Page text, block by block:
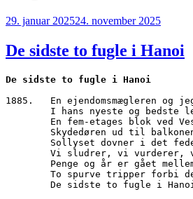
Udgivet
29. januar 202524. november 2025
De sidste to fugle i Hanoi
De sidste to fugle i Hanoi
1885.	En ejendomsmægleren
I hans nyeste og bedste
En fem-etages blok ved
Skydedøren ud til
Sollyset dovner i det
Vi sludrer, vi
Penge og år er gået
To spurve tripper forbi
De sidste to fugle i